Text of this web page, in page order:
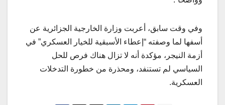
وفي وقت سابق، أعربت وزارة الخارجية الجزائرية عن
أسفها لما وصفته “إعطاء الأسبقية للخيار العسكري” في
أزمة النيجر، مؤكدة أنه لا تزال هناك فرص للحل
السياسي لم تستنفد، ومحذرة من خطورة التدخلات
العسكرية.